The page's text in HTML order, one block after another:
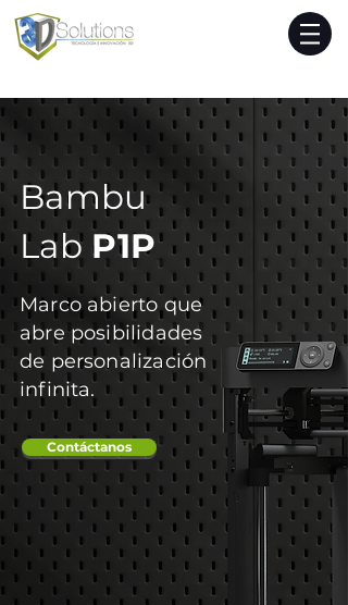
Bambu
Lab P1P
Marco abierto que
abre posibilidades
de personalización
infinita.
Contáctanos